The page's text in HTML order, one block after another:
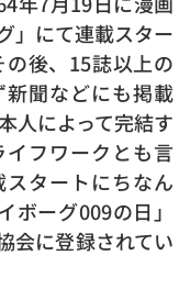
」にて連載スター
の後、15誌以上の
聞などにも掲載
人によって完結す
フワークとも言
スタートにちなん
ボーグ009の日」
会に登録されてい